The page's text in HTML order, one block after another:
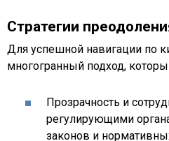
Стратегии
Для успешной навигации по
многогранный подход,
Прозрачность и
регулирующими
законов и